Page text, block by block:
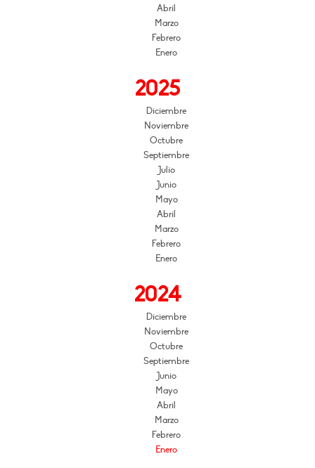
Abril
Marzo
Febrero
Enero
2025
Diciembre
Noviembre
Octubre
Septiembre
Julio
Junio
Mayo
Abril
Marzo
Febrero
Enero
2024
Diciembre
Noviembre
Octubre
Septiembre
Junio
Mayo
Abril
Marzo
Febrero
Enero